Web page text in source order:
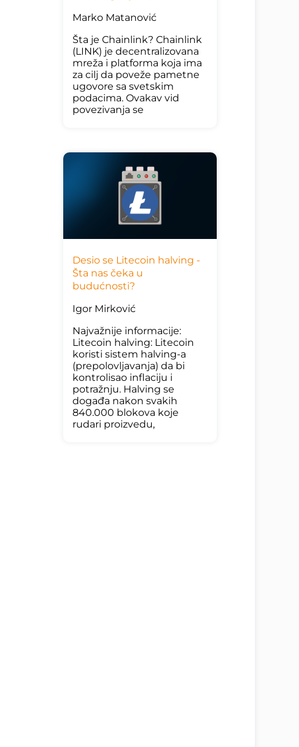
Marko Matanović
Šta je Chainlink? Chainlink
(LINK) je decentralizovana
mreža i platforma koja ima
za cilj da poveže pametne
ugovore sa svetskim
podacima. Ovakav vid
povezivanja se
Desio se Litecoin halving -
Šta nas čeka u
budućnosti?
Igor Mirković
Najvažnije informacije:
Litecoin halving: Litecoin
koristi sistem halving-a
(prepolovljavanja) da bi
kontrolisao inflaciju i
potražnju. Halving se
događa nakon svakih
840.000 blokova koje
rudari proizvedu,